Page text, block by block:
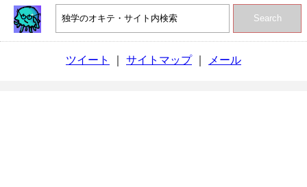
Search
ツイート サイトマップ｜ メール